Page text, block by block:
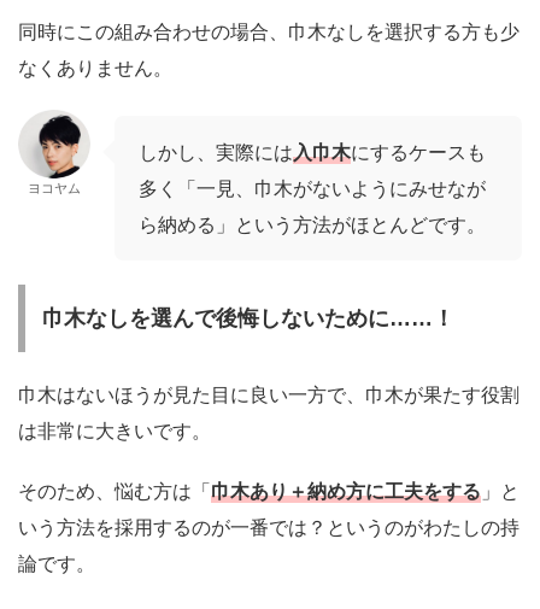
同時にこの組み合わせの場合、巾木なしを選択する方も少
なくありません。
ヨコヤム
しかし、実際には入巾木にするケースも
多く「一見、巾木がないようにみせなが
ら納める」という方法がほとんどです。
巾木なしを選んで後悔しないために……！
巾木はないほうが見た目に良い一方で、巾木が果たす役割
は非常に大きいです。
そのため、悩む方は「巾木あり＋納め方に工夫をする 」と
いう方法を採用するのが一番では？というのがわたしの持
論です。